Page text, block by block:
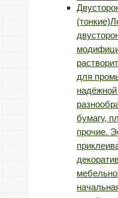
(тонкие)
для
бумагу,
прочие.